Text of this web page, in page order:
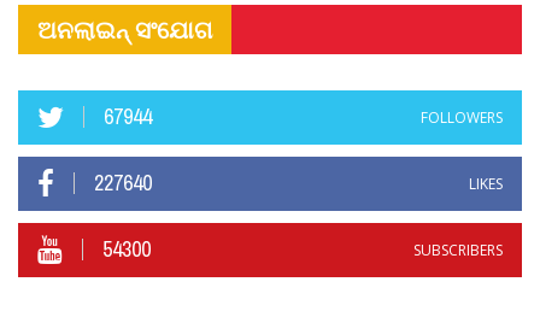
ଅନଲାଇନ୍ ସଂଯୋଗ
67944 FOLLOWERS
227640 LIKES
54300 SUBSCRIBERS